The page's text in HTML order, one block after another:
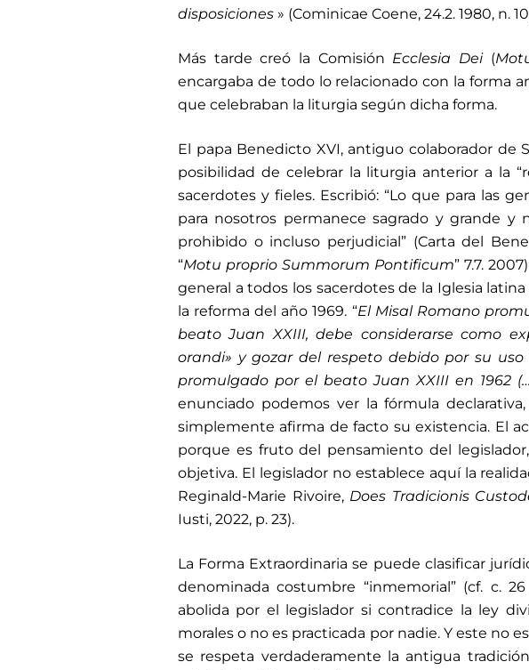
disposiciones» (Cominicae Coene, 24.2. 1980, n.
Más tarde creó la Comisión Ecclesia Dei(
encargaba de todo lo relacionado con la forma
que celebraban la liturgia según dicha forma.
El papa Benedicto XVI, antiguo colaborador de
posibilidad de celebrar la liturgia anterior a la
sacerdotes y fieles. Escribió: “Lo que para las
para nosotros permanece sagrado y grande
prohibido o incluso perjudicial” (Carta del
“Motu proprio Summorum Pontificum” 7.7.
general a todos los sacerdotes de la Iglesia
la reforma del año 1969. “El Misal Romano
beato Juan XXIII, debe considerarse como
orandi» y gozar del respeto debido por su
promulgado por el beato Juan XXIII en 1962
enunciado podemos ver la fórmula
simplemente afirma de facto su existencia. El
porque es fruto del pensamiento del
objetiva. El legislador no establece aquí la
Reginald-Marie Rivoire, Does Tradicionis
Iusti, 2022, p. 23).
La Forma Extraordinaria se puede clasificar
denominada costumbre “inmemorial” (cf. c.
abolida por el legislador si contradice la ley
morales o no es practicada por nadie. Y este no
se respeta verdaderamente la antigua